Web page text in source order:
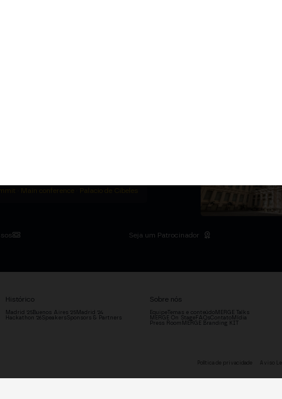
reguladores e o
cripto se sentam na
ano, o MERGE reúne
de Madrid, dois dias no Palácio de
que move o setor.
→ MADRID
de 2026
· Main conference · Palacio de Cibeles
Seja um Patrocinador
Histórico
Madrid '25Buenos Aires '25Madrid '24
Hackathon '26 SpeakersSponsors & Partners
Sobre nós
EquipeTemas e conteúdoMERGE Talks
MERGE On StageFAQsContatoMídia
Press Room MERGE Branding KIT
Política de privacidade Aviso